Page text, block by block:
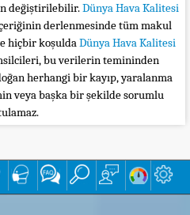
değiştirilebilir.Dünya Hava Kalitesi
derlenmesinde tüm makul
hiçbir koşuldaDünya Hava Kalitesi
bu verilerin temininden
herhangi bir kayıp, yaralanma
veya başka bir şekilde sorumlu